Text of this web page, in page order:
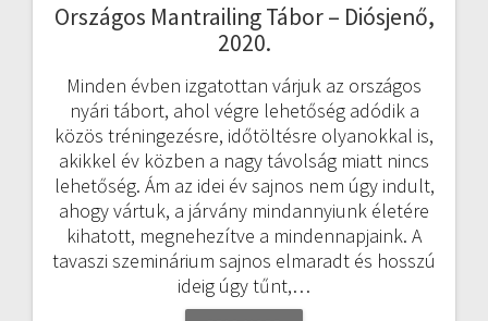
Országos Mantrailing Tábor – Diósjenő,
2020.
Minden évben izgatottan várjuk az országos
nyári tábort, ahol végre lehetőség adódik a
közös tréningezésre, időtöltésre olyanokkal is,
akikkel év közben a nagy távolság miatt nincs
lehetőség. Ám az idei év sajnos nem úgy indult,
ahogy vártuk, a járvány mindannyiunk életére
kihatott, megnehezítve a mindennapjaink. A
tavaszi szeminárium sajnos elmaradt és hosszú
ideig úgy tűnt,…